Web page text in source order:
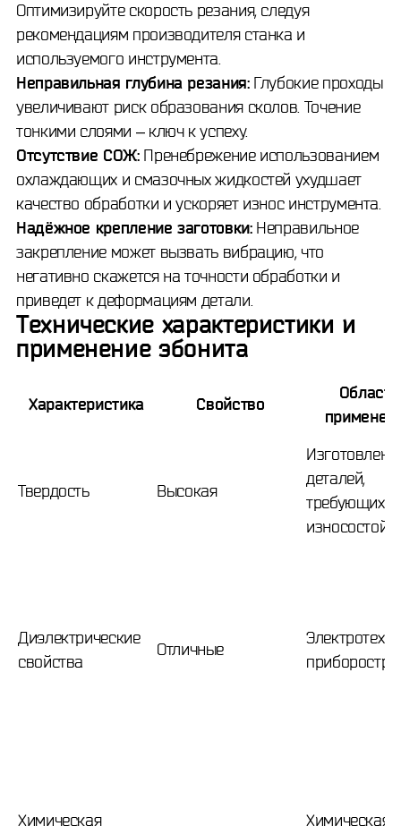
Оптимизируйте скорость резания, следуя
рекомендациям производителя станка и
используемого инструмента.
Неправильная глубина резания:Глубокие проходы
увеличивают риск образования сколов. Точение
тонкими слоями – ключ к успеху.
Отсутствие СОЖ:Пренебрежение использованием
охлаждающих и смазочных жидкостей ухудшает
качество обработки и ускоряет износ инструмента.
Надёжное крепление заготовки:Неправильное
закрепление может вызвать вибрацию, что
негативно скажется на точности обработки и
приведет к деформациям детали.
Технические характеристики и
применение эбонита
Характеристика Свойство
Область
Твердость Высокая
деталей,
требующих
Диэлектрические
свойства
Отличные
Химическая Химическая